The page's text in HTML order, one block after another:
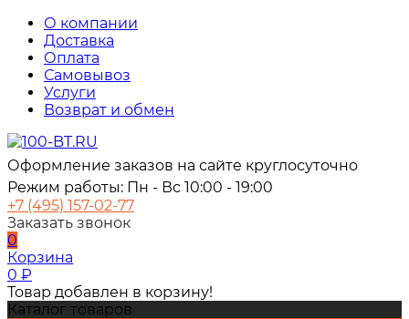
О компании
Доставка
Оплата
Самовывоз
Услуги
Возврат и обмен
Оформление заказов на сайте круглосуточно
Режим работы: Пн - Вс 10:00 - 19:00
+7 (495) 157-02-77
Заказать звонок
0
Корзина
0 ₽
Товар добавлен в корзину!
Каталог товаров